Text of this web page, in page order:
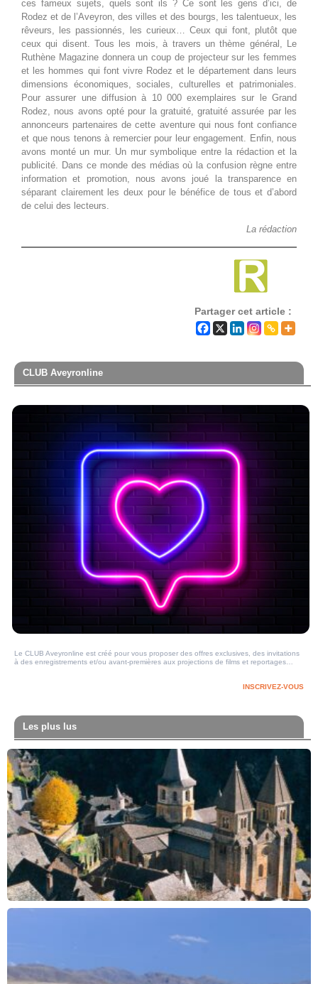
ces fameux sujets, quels sont ils ? Ce sont les gens d’ici, de
Rodez et de l’Aveyron, des villes et des bourgs, les talentueux, les
rêveurs, les passionnés, les curieux… Ceux qui font, plutôt que
ceux qui disent. Tous les mois, à travers un thème général, Le
Ruthène Magazine donnera un coup de projecteur sur les femmes
et les hommes qui font vivre Rodez et le département dans leurs
dimensions économiques, sociales, culturelles et patrimoniales.
Pour assurer une diffusion à 10 000 exemplaires sur le Grand
Rodez, nous avons opté pour la gratuité, gratuité assurée par les
annonceurs partenaires de cette aventure qui nous font confiance
et que nous tenons à remercier pour leur engagement. Enfin, nous
avons monté un mur. Un mur symbolique entre la rédaction et la
publicité. Dans ce monde des médias où la confusion règne entre
information et promotion, nous avons joué la transparence en
séparant clairement les deux pour le bénéfice de tous et d’abord
de celui des lecteurs.
La rédaction
Partager cet article :
CLUB Aveyronline
Le CLUB Aveyronline est créé pour vous proposer des offres exclusives, des invitations
à des enregistrements et/ou avant-premières aux projections de films et reportages…
INSCRIVEZ-VOUS
Les plus lus